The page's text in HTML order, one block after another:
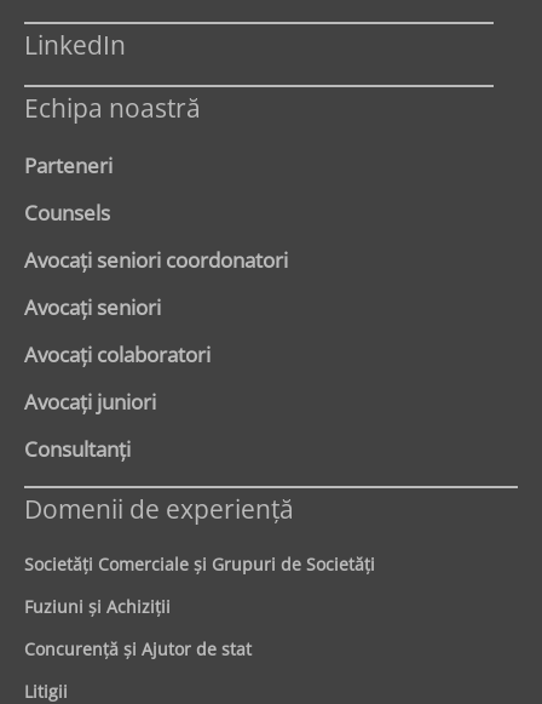
LinkedIn
Echipa noastră
Parteneri
Counsels
Avocaţi seniori coordonatori
Avocaţi seniori
Avocaţi colaboratori
Avocaţi juniori
Consultanți
Domenii de experienţă
Societăţi Comerciale şi Grupuri de Societăţi
Fuziuni şi Achiziţii
Concurenţă şi Ajutor de stat
Litigii